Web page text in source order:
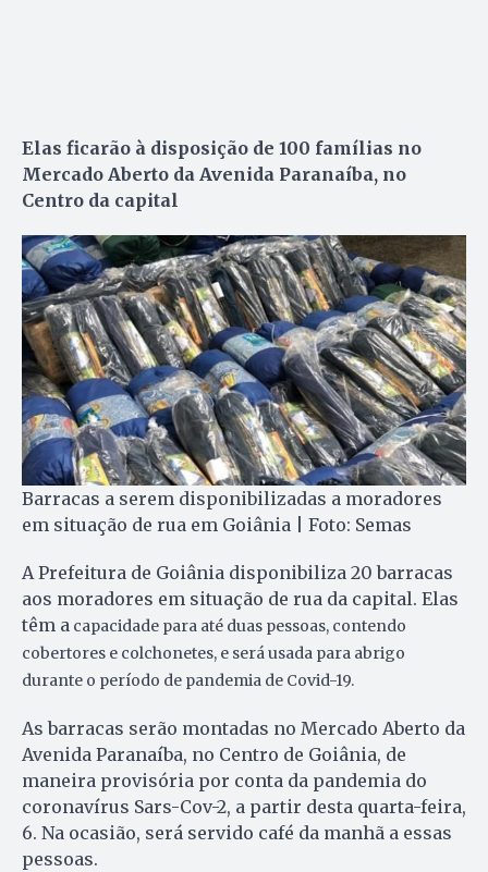
Elas ficarão à disposição de 100 famílias no
Mercado Aberto da Avenida Paranaíba, no
Centro da capital
Barracas a serem disponibilizadas a moradores
em situação de rua em Goiânia | Foto: Semas
A Prefeitura de Goiânia disponibiliza 20 barracas
aos moradores em situação de rua da capital. Elas
têm a capacidade para até duas pessoas, contendo
cobertores e colchonetes, e será usada para abrigo
durante o período de pandemia de Covid-19.
As barracas serão montadas no Mercado Aberto da
Avenida Paranaíba, no Centro de Goiânia, de
maneira provisória por conta da pandemia do
coronavírus Sars-Cov-2, a partir desta quarta-feira,
6. Na ocasião, será servido café da manhã a essas
pessoas.